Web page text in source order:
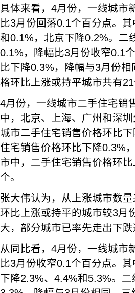
具体来看，4月份，一线城市
比3月份回落0.1个百分点。
和0.1%，北京下降0.2%。二
0.1%，降幅比3月份收窄0.1
比下降0.3%，降幅与3月份
格环比上涨或持平城市共有
4月份，一线城市二手住宅销
中，北京、上海、广州和深
城市二手住宅销售价格环比
住宅销售价格环比下降0.3%
市中，二手住宅销售价格环
个。
张大伟认为，从上涨城市数
环比上涨或持平的城市较3月
大，部分城市已率先走出下
从同比看，4月份，一线城市
比3月份收窄0.1个百分点。
下降2.3%、4.4%和5.3%。